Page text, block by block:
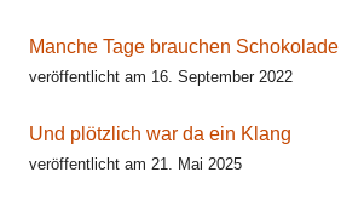
Manche Tage brauchen Schokolade
veröffentlicht am 16. September 2022
Und plötzlich war da ein Klang
veröffentlicht am 21. Mai 2025